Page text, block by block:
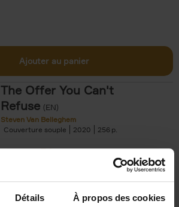
Détails À propos des cookies
Ajouter au panier
The Offer You Can't
Refuse (EN)
Steven Van Belleghem
Couverture souple
2020 256
€37,50